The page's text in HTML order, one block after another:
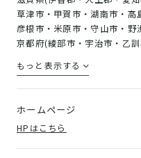
草津市・甲賀市・湖南市・高
彦根市・米原市・守山市・野
京都府(綾部市・宇治市・乙
区・京都市下京区・京都市中
京都市伏見区・京都市南区
市・向日市・八幡市・与謝郡)
大阪府(池田市・泉大津市・
市・大阪市旭区・大阪市阿
もっと表示する
ホームページ
HPはこちら